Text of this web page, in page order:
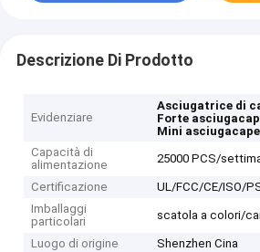
Descrizione Di Prodotto
Evidenziare
Asciugatrice di
Forte
Mini
Capacità di
alimentazione
25000 PCS/
Certificazione
UL/FCC/CE/ISO/
Imballaggi
particolari
scatola a colori/
Luogo di origine
Shenzhen Cina